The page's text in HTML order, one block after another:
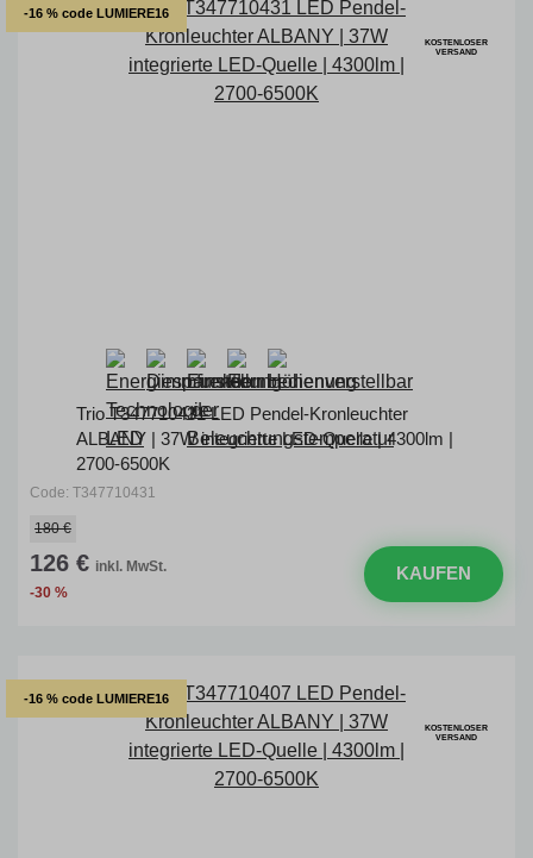
-16 % code LUMIERE16
KOSTENLOSER
VERSAND
Trio T347710431 LED Pendel-Kronleuchter
ALBANY | 37W integrierte LED-Quelle | 4300lm |
2700-6500K
Code: T347710431
180 €
126 € inkl. MwSt.
-30 %
KAUFEN
-16 % code LUMIERE16
KOSTENLOSER
VERSAND